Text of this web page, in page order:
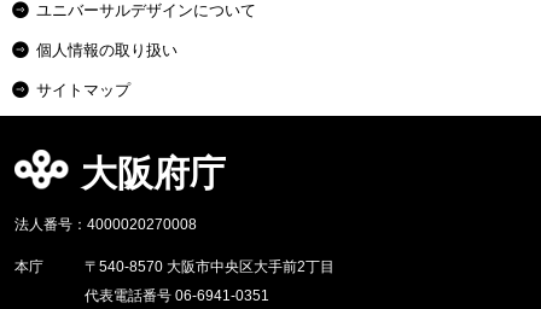
ユニバーサルデザインについて
個人情報の取り扱い
サイトマップ
大阪府庁
法人番号：4000020270008
本庁
〒540-8570 大阪市中央区大手前2丁目
代表電話番号 06-6941-0351